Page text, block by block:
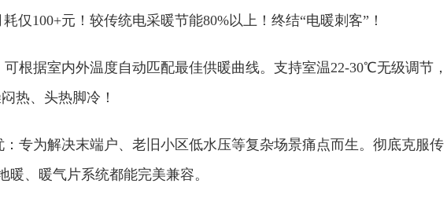
仅100+元！较传统电采暖节能80%以上！‌终结“电暖刺客”！
可根据室内外温度自动匹配最佳供暖曲线。支持‌室温22-30℃无级调节‌，
热、头热脚冷！
：‌专为解决末端户、老旧小区低水压等复杂场景痛点而生。彻底克服传
暖、暖气片系统都能完美兼容。‌